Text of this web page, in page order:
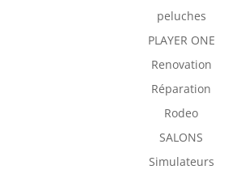
peluches
PLAYER ONE
Renovation
Réparation
Rodeo
SALONS
Simulateurs